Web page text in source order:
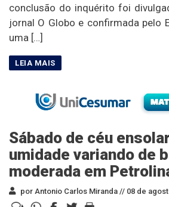
conclusão do inquérito foi
jornal O Globo e confirmada pelo
uma […]
Sábado de céu
umidade variando de
moderada em
por Antonio Carlos Miranda // 08 de